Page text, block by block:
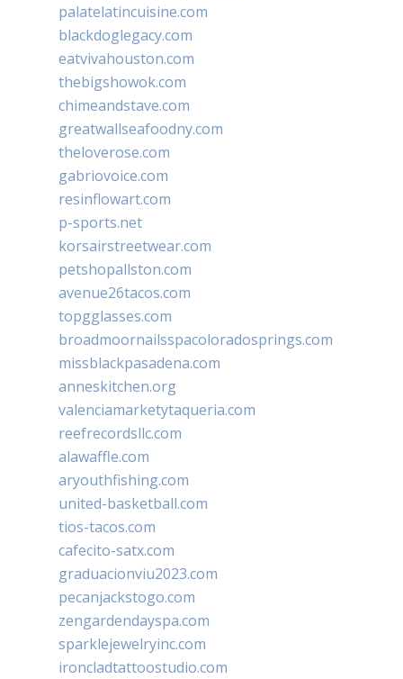
palatelatincuisine.com
blackdoglegacy.com
eatvivahouston.com
thebigshowok.com
chimeandstave.com
greatwallseafoodny.com
theloverose.com
gabriovoice.com
resinflowart.com
p-sports.net
korsairstreetwear.com
petshopallston.com
avenue26tacos.com
topgglasses.com
broadmoornailsspacoloradosprings.com
missblackpasadena.com
anneskitchen.org
valenciamarketytaqueria.com
reefrecordsllc.com
alawaffle.com
aryouthfishing.com
united-basketball.com
tios-tacos.com
cafecito-satx.com
graduacionviu2023.com
pecanjackstogo.com
zengardendayspa.com
sparklejewelryinc.com
ironcladtattoostudio.com